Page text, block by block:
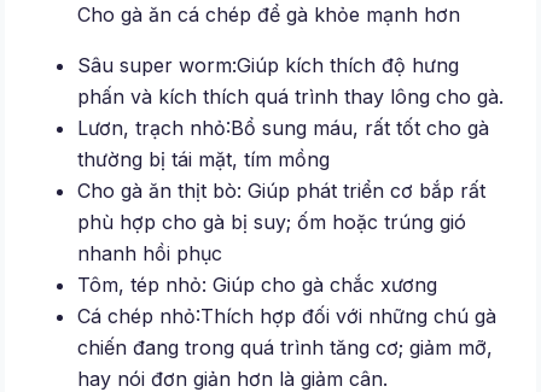
Cho gà ăn cá chép để gà khỏe mạnh hơn
Sâu super worm:Giúp kích thích độ hưng
phấn và kích thích quá trình thay lông cho gà.
Lươn, trạch nhỏ:Bổ sung máu, rất tốt cho gà
thường bị tái mặt, tím mồng
Cho gà ăn thịt bò: Giúp phát triển cơ bắp rất
phù hợp cho gà bị suy; ốm hoặc trúng gió
nhanh hồi phục
Tôm, tép nhỏ: Giúp cho gà chắc xương
Cá chép nhỏ:Thích hợp đối với những chú gà
chiến đang trong quá trình tăng cơ; giảm mỡ,
hay nói đơn giản hơn là giảm cân.